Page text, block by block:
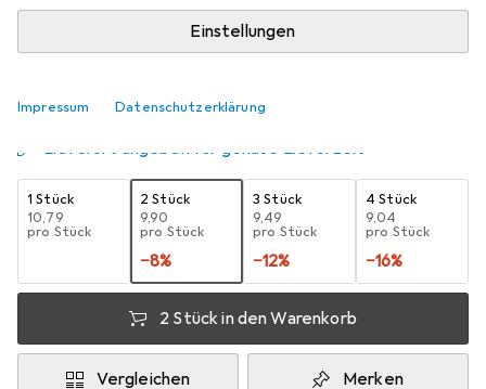
Einstellungen
Impressum Datenschutzerklärung
Zwischen Mi, 19.8. und Sa, 22.8. geliefert
Mehr als 10 Stück an Lager beim Lieferanten
Lieferort angeben für genaue Lieferzeit
1 Stück
EUR
10,79
pro Stück
2 Stück
EUR
9,90
pro Stück
−8%
3 Stück
EUR
9,49
pro Stück
−12%
4 Stück
EUR
9,04
pro Stück
−16%
2 Stück in den Warenkorb
Vergleichen Merken